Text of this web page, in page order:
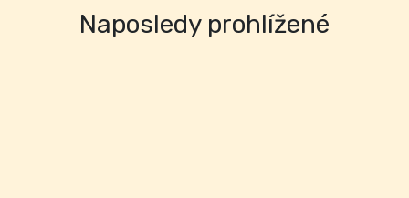
Naposledy prohlížené